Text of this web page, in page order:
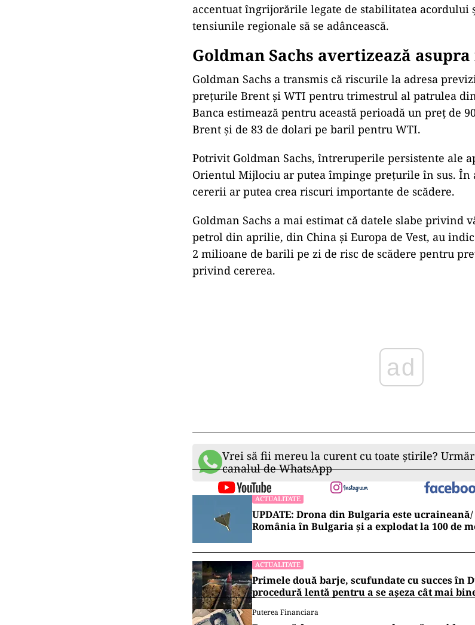
accentuat îngrijorările legate de stabilitatea acordului
tensiunile regionale să se adâncească.
Goldman Sachs avertizează
Goldman Sachs a transmis că riscurile la adresa
prețurile Brent și WTI pentru trimestrul al patrulea
Banca estimează pentru această perioadă un preț de
Brent și de 83 de dolari pe baril pentru WTI.
Potrivit Goldman Sachs, întreruperile persistente ale
Orientul Mijlociu ar putea împinge prețurile în sus. În
cererii ar putea crea riscuri importante de scădere.
Goldman Sachs a mai estimat că datele slabe privind
petrol din aprilie, din China și Europa de Vest, au
2 milioane de barili pe zi de risc de scădere pentru
privind cererea.
ad
Vrei să fii mereu la curent cu toate știrile?
canalul de WhatsApp
ACTUALITATE
UPDATE: Drona din Bulgaria este
România în Bulgaria şi a explodat la 100 de
ACTUALITATE
Primele două barje, scufundate cu succes în
procedură lentă pentru a se așeza cât mai
Puterea Financiara